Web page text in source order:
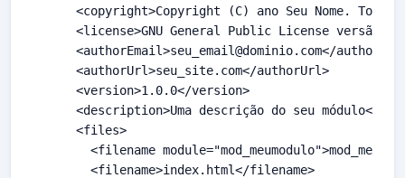
<copyright>Copyright (C) ano Seu Nome. Todos
<license>GNU General Public License versão 2
  <authorEmail>
seu_email@dominio.com</
  <authorUrl>seu_site.com</authorUrl>
  <version>1.0.0</version>
<description>Uma descrição do seu módulo</
  <files>
<filename
    <filename>index.html</filename>